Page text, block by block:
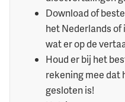
Download of
het Nederlands of
wat er op de
Houd er bij het
rekening mee dat
gesloten is!